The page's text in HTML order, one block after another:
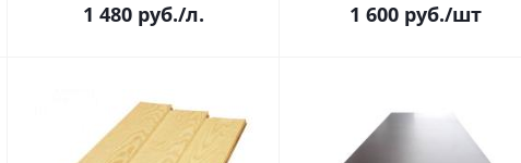
1 480 руб./л. 1 600 руб./шт